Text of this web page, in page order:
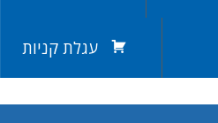
עגלת קניות